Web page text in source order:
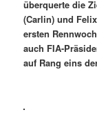
überquerte die
(Carlin) und
ersten
auch FIA-
auf Rang eins